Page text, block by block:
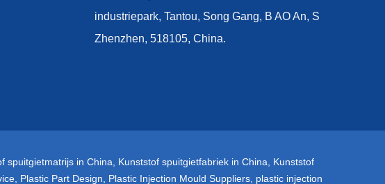
industriepark, Tantou, Song Gang, B AO An, S
Zhenzhen, 518105, China.
spuitgietmatrijs in China Kunststof spuitgietfabriek in China
Kunststof
Plastic Part Design Plastic Injection Mould Suppliers plastic injection